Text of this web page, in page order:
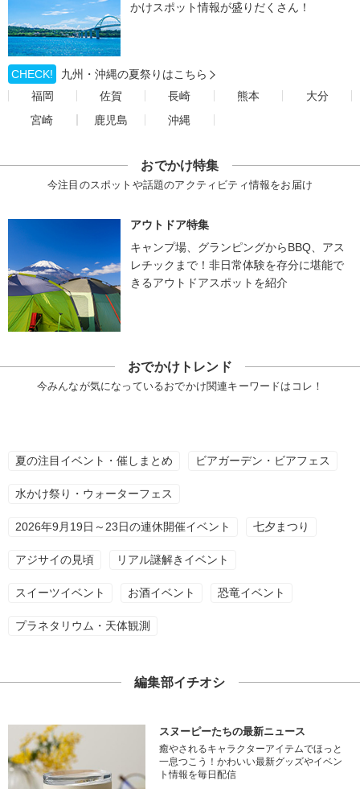
かけスポット情報が盛りだくさん！
CHECK!
九州・沖縄の夏祭りはこちら
福岡
佐賀 長崎 熊本
大分
宮崎
鹿児島 沖縄
おでかけ特集
今注目のスポットや話題のアクティビティ情報をお届け
アウトドア特集
キャンプ場、グランピングからBBQ、アス
レチックまで！非日常体験を存分に堪能で
きるアウトドアスポットを紹介
おでかけトレンド
今みんなが気になっているおでかけ関連キーワードはコレ！
夏の注目イベント・催しまとめ ビアガーデン・ビアフェス
水かけ祭り・ウォーターフェス
2026年9月19日～23日の連休開催イベント 七夕まつり
アジサイの見頃 リアル謎解きイベント
スイーツイベント お酒イベント 恐竜イベント
プラネタリウム・天体観測
編集部イチオシ
スヌーピーたちの最新ニュース
癒やされるキャラクターアイテムでほっと
一息つこう！かわいい最新グッズやイベン
ト情報を毎日配信